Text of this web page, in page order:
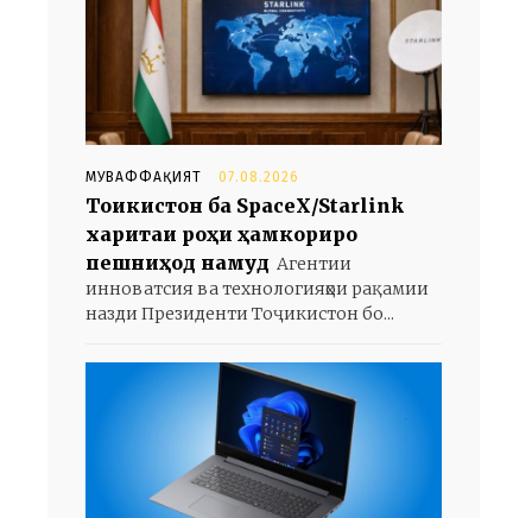
МУВАФФАҚИЯТ 07.08.2026
Тоҷикистон ба SpaceX/Starlink
харитаи роҳи ҳамкориро
пешниҳод намуд Агентии
инноватсия ва технологияҳои рақамии
назди Президенти Тоҷикистон бо...